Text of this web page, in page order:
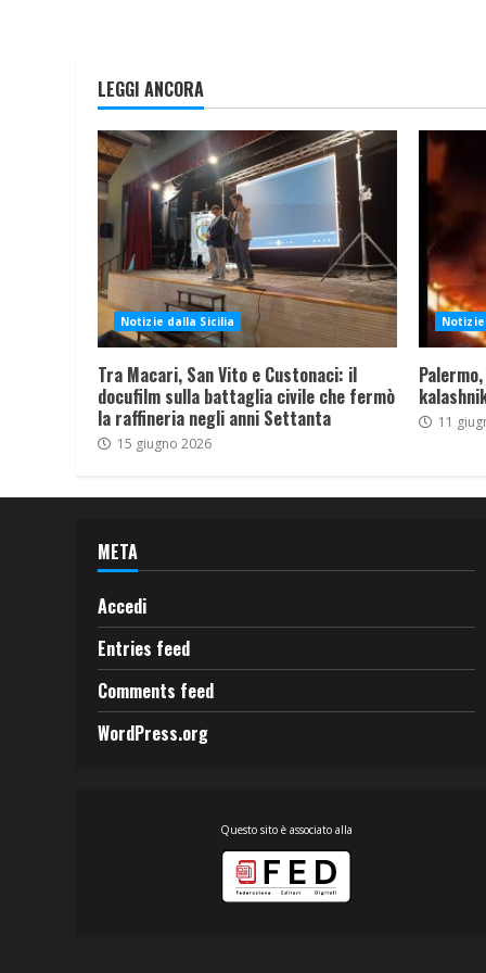
LEGGI ANCORA
Notizie dalla Sicilia
Tra Macari, San Vito e Custonaci: il
docufilm sulla battaglia civile che fermò
la raffineria negli anni Settanta
15 giugno 2026
11
META
Accedi
Entries feed
Comments feed
WordPress.org
Questo sito è associato alla